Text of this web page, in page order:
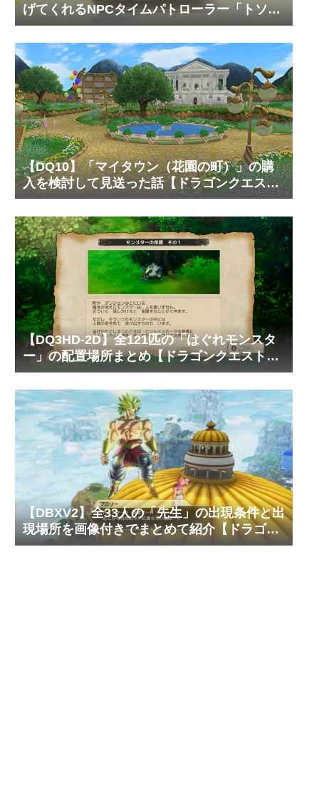
げてくれるNPCタイムパトローラー「トソッ
ク」の居場所と必要なゼニーやTPメダルの枚
数【ドラゴンボール ゼノバース2】
【DQ10】「マイタウン（花園の町）」の購
入を検討して見送った話【ドラゴンクエスト
10 オンライン】
【DQ3HD-2D】全121匹の「はぐれモンスタ
ー」の配置場所まとめ【ドラゴンクエスト3
そして伝説へ…】
【DBXV2】全33人の「先生」の出現条件と出
現場所を画像付きでまとめて紹介【ドラゴン
ボール ゼノバース2】